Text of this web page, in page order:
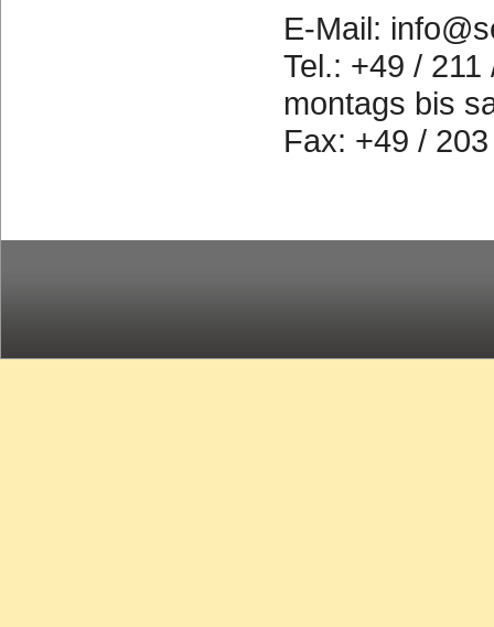
E-Mail:
Tel.: +49 /
montags bis
Fax: +49 /